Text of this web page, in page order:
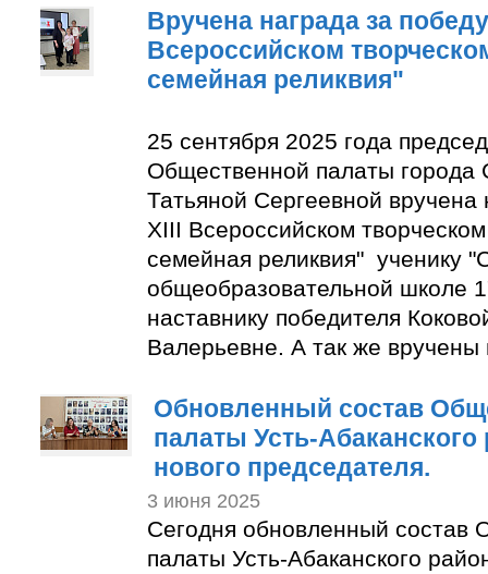
Вручена награда за
Всероссийском
семейная реликвия"
25 сентября 2025 года
Общественной палаты города
Татьяной Сергеевной вручена
XIII Всероссийском
семейная реликвия" ученику
общеобразовательной школе
наставнику победителя
Валерьевне. А так же вручены
Обновленный состав
палаты Усть-
нового председателя.
3 июня 2025
Сегодня обновленный состав
палаты Усть-Абаканского